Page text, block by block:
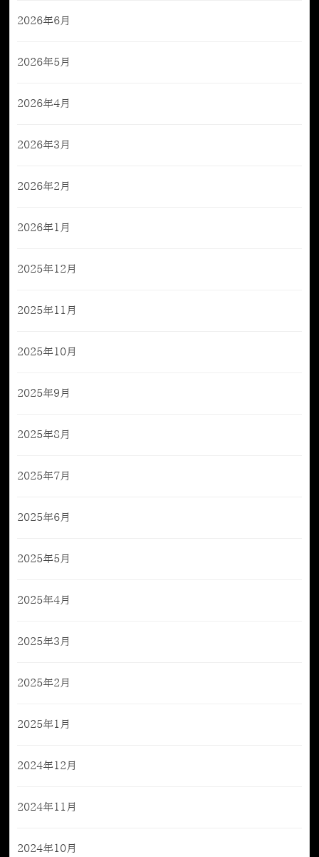
2026年6月
2026年5月
2026年4月
2026年3月
2026年2月
2026年1月
2025年12月
2025年11月
2025年10月
2025年9月
2025年8月
2025年7月
2025年6月
2025年5月
2025年4月
2025年3月
2025年2月
2025年1月
2024年12月
2024年11月
2024年10月